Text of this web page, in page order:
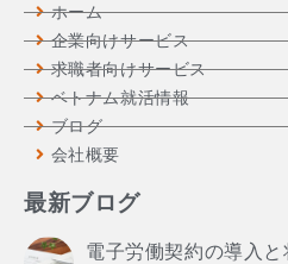
ホーム
企業向けサービス
求職者向けサービス
ベトナム就活情報
ブログ
会社概要
最新ブログ
電子労働契約の導入